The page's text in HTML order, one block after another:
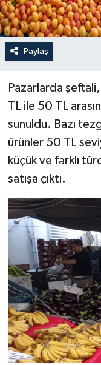
Paylaş
Pazarlarda
TL ile 50 TL
sunuldu. Bazı
ürünler 50 TL
küçük ve farklı
satışa çıktı.